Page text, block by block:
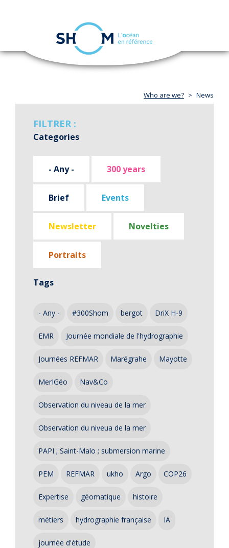
Skip
navigation
Who are we? News
FILTRER :
Categories
- Any - 300 years
Brief Events
Newsletter Novelties
Portraits
Tags
- Any - #300Shom bergot DriX H-9
EMR Journée mondiale de l'hydrographie
Journées REFMAR Marégrahe Mayotte
MerIGéo Nav&Co
Observation du niveau de la mer
Observation du niveua de la mer
PAPI ; Saint-Malo ; submersion marine
PEM REFMAR ukho Argo COP26
Expertise géomatique histoire
métiers hydrographie française IA
journée d'étude